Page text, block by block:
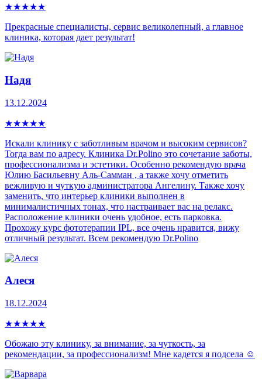
★★★★★
Прекрасные специалисты, сервис великолепный, а главное
клиника, которая дает результат!
Надя
13.12.2024
★★★★★
Искали клинику с заботливым врачом и высоким сервисов?
Тогда вам по адресу. Клиника Dr.Polino это сочетание заботы,
профессионализма и эстетики. Особенно рекомендую врача
Юлию Басильевну Аль-Самман , а также хочу отметить
вежливую и чуткую администратора Ангелину. Также хочу
заменить, что интерьер клиники выполнен в
минималистичных тонах, что настраивает вас на релакс.
Расположение клиники очень удобное, есть парковка.
Прохожу курс фототерапии IPL, все очень нравится, вижу
отличный результат. Всем рекомендую Dr.Polino
Алеся
18.12.2024
★★★★★
Обожаю эту клинику, за внимание, за чуткость, за
рекомендации, за профессионализм! Мне кадется я подсела ☺️